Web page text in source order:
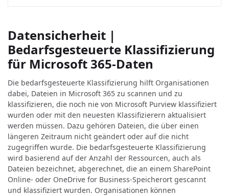
Datensicherheit |
Bedarfsgesteuerte Klassifizierung
für Microsoft 365-Daten
Die bedarfsgesteuerte Klassifizierung hilft Organisationen
dabei, Dateien in Microsoft 365 zu scannen und zu
klassifizieren, die noch nie von Microsoft Purview klassifiziert
wurden oder mit den neuesten Klassifizierern aktualisiert
werden müssen. Dazu gehören Dateien, die über einen
längeren Zeitraum nicht geändert oder auf die nicht
zugegriffen wurde. Die bedarfsgesteuerte Klassifizierung
wird basierend auf der Anzahl der Ressourcen, auch als
Dateien bezeichnet, abgerechnet, die an einem SharePoint
Online- oder OneDrive for Business-Speicherort gescannt
und klassifiziert wurden. Organisationen können